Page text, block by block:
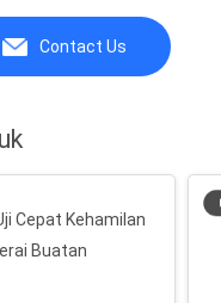
Contact Us
Cepat Kehamilan
Buatan